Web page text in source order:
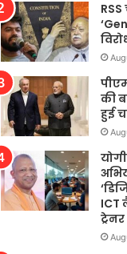
की
हुई
ICT
ट्रेनर